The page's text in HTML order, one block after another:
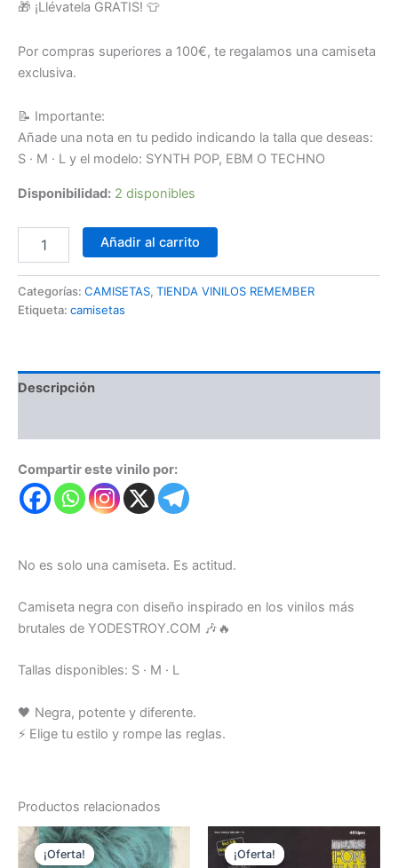
original
era:
es:
🎁 ¡Llévatela GRATIS! 👕
Por compras superiores a 100€, te regalamos una camiseta
exclusiva.
📝 Importante:
Añade una nota en tu pedido indicando la talla que deseas:
S · M · L y el modelo: SYNTH POP, EBM O TECHNO
Disponibilidad: 2 disponibles
negra:
INDUSTRIAL-
NEW
L
cantidad
Añadir al carrito
Categorías: CAMISETAS, TIENDA VINILOS REMEMBER
Etiqueta: camisetas
Descripción
Compartir este vinilo por:
No es solo una camiseta. Es actitud.
Camiseta negra con diseño inspirado en los vinilos más
brutales de YODESTROY.COM 🎶🔥
Tallas disponibles: S · M · L
🖤 Negra, potente y diferente.
⚡ Elige tu estilo y rompe las reglas.
Productos relacionados
¡Oferta!
¡Oferta! ¡Oferta!
¡Oferta!